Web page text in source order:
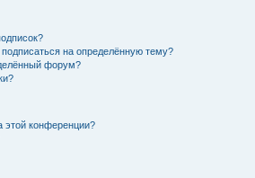
на определённую тему?
форум?
этой конференции?